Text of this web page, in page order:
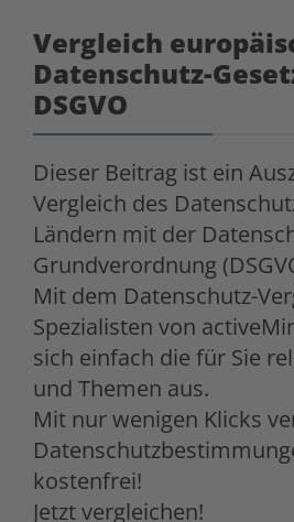
Vergleich
Datenschutz-
DSGVO
Dieser Beitrag ist ein
Vergleich des
Ländern mit der
Grundverordnung
Mit dem Datenschutz-
Spezialisten von
sich einfach die für Sie
und Themen aus.
Mit nur wenigen Klicks
kostenfrei!
Jetzt vergleichen!